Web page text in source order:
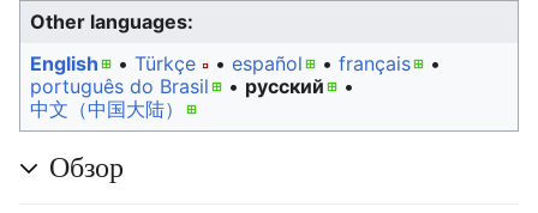
Other languages:
English
• ‎ Türkçe • ‎ español • ‎ français
•
português do Brasil • ‎ русский
• ‎
中文（中国大陆）‎
Обзор